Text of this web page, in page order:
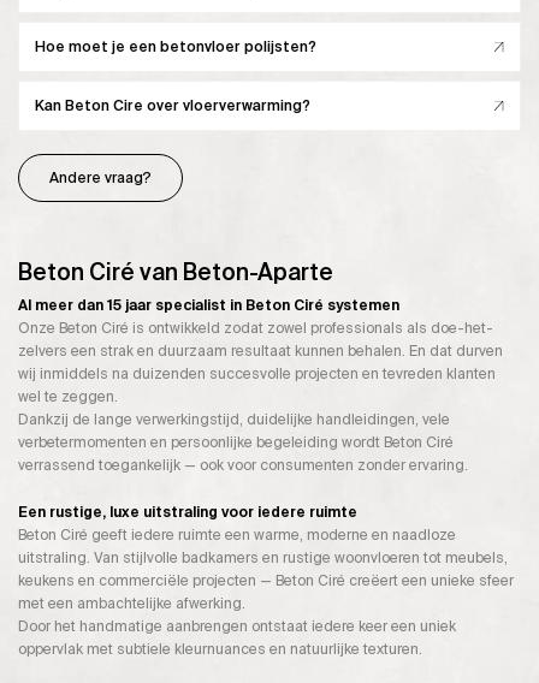
Hoe moet je een betonvloer polijsten?
Kan Beton Cire over vloerverwarming?
Andere vraag?
Beton Ciré van Beton-Aparte
Al meer dan 15 jaar specialist in Beton Ciré systemen
Onze Beton Ciré is ontwikkeld zodat zowel professionals als doe-het-
zelvers een strak en duurzaam resultaat kunnen behalen. En dat durven
wij inmiddels na duizenden succesvolle projecten en tevreden klanten
wel te zeggen.
Dankzij de lange verwerkingstijd, duidelijke handleidingen, vele
verbetermomenten en persoonlijke begeleiding wordt Beton Ciré
verrassend toegankelijk — ook voor consumenten zonder ervaring.
Een rustige, luxe uitstraling voor iedere ruimte
Beton Ciré geeft iedere ruimte een warme, moderne en naadloze
uitstraling. Van stijlvolle badkamers en rustige woonvloeren tot meubels,
keukens en commerciële projecten — Beton Ciré creëert een unieke sfeer
met een ambachtelijke afwerking.
Door het handmatige aanbrengen ontstaat iedere keer een uniek
oppervlak met subtiele kleurnuances en natuurlijke texturen.